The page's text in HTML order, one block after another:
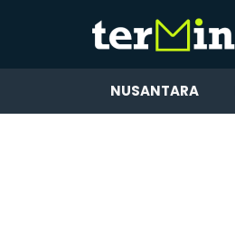
NUSANTARA